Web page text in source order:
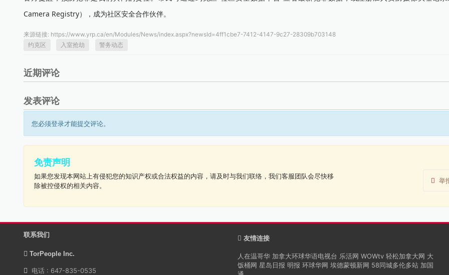
Camera Registry），成为社区安全合作伙伴。
来源链接: https://www.yrp.ca/en/Modules/News/index.aspx?newsId=4ff1cbe7-7412-4147-9c27-28309b703148
约克区
入室抢劫 警务动态
近期评论
发表评论
您必须登录才能提交评论。
免责声明
如果您发现本网站上有侵犯您的知识产权或合法权益的内容，请及时与我们联络，我们客服团队会尽快移
除被控侵权的相关内容。
举
联系我们
TorPeople Inc.
电话 : 647-835-0535
友情连接
人在温哥华 加拿大环球华语电视台 乐活网 WOWtv 轻松加拿大网 大
饭桶网 星岛日报 明报 环球华网 埃德蒙顿新网 58同城多伦多站 加国